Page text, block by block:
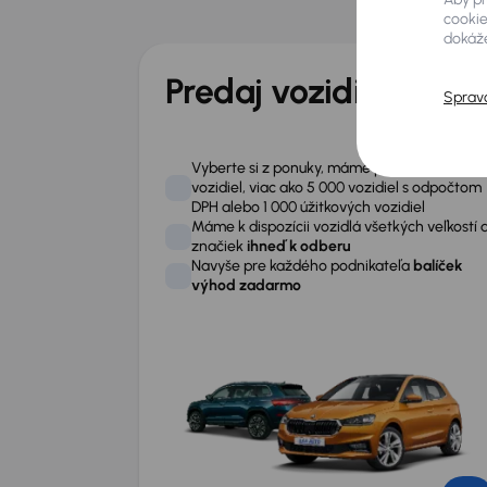
Prvotný kontakt a
Proces začína telefonicky alebo e-mailom,
základnú špecifikáciu ponúkaného vozidla
technický stav).Predaj vozidiel
Vyberte si z ponuky, máme pre vás 19 000
vozidiel, viac ako 5 000 vozidiel s odpočtom
DPH alebo 1 000 úžitkových vozidiel
Máme k dispozícii vozidlá všetkých veľkostí
značiek ihneď k odberu
Navyše pre každého podnikateľa balíček
výhod zadarmo